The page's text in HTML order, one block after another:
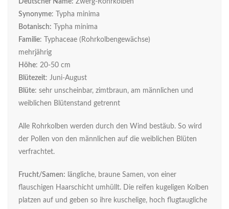
Deutscher Name: Zwerg-Rohrkolben
Synonyme: Typha minima
Botanisch: Typha minima
Familie: Typhaceae (Rohrkolbengewächse)
mehrjährig
Höhe: 20-50 cm
Blütezeit: Juni-August
Blüte: sehr unscheinbar, zimtbraun, am männlichen und
weiblichen Blütenstand getrennt
Alle Rohrkolben werden durch den Wind bestäub. So wird
der Pollen von den männlichen auf die weiblichen Blüten
verfrachtet.
Frucht/Samen: längliche, braune Samen, von einer
flauschigen Haarschicht umhüllt. Die reifen kugeligen Kolben
platzen auf und geben so ihre kuschelige, hoch flugtaugliche